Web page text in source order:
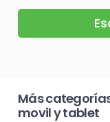
Más
movil y tablet